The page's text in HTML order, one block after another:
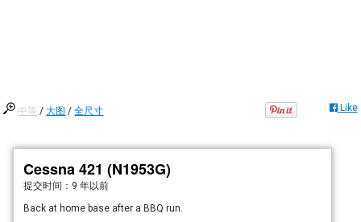
中等 /大图 /全尺寸 Like
Cessna 421 (N1953G)
提交时间： 9 年以前
Back at home base after a BBQ run.